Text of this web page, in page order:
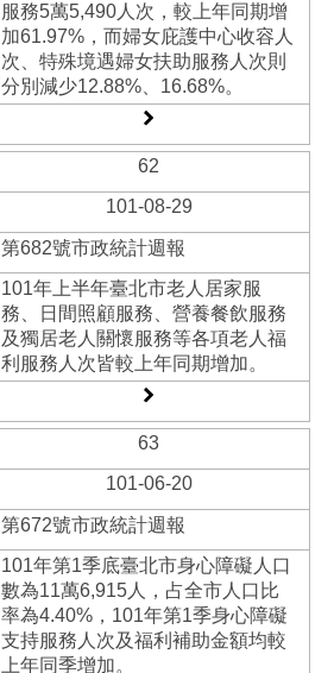
服務5萬5,490人次，較上年同期增
加61.97%，而婦女庇護中心收容人
次、特殊境遇婦女扶助服務人次則
分別減少12.88%、16.68%。
62
101-08-29
第682號市政統計週報
101年上半年臺北市老人居家服
務、日間照顧服務、營養餐飲服務
及獨居老人關懷服務等各項老人福
利服務人次皆較上年同期增加。
63
101-06-20
第672號市政統計週報
101年第1季底臺北市身心障礙人口
數為11萬6,915人，占全市人口比
率為4.40%，101年第1季身心障礙
支持服務人次及福利補助金額均較
上年同季增加。